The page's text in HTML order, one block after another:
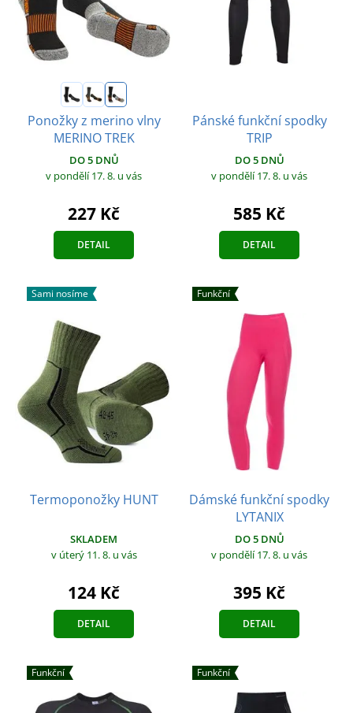
Ponožky z merino vlny
MERINO TREK
DO 5 DNŮ
v pondělí 17. 8. u vás
227 Kč
DETAIL
Pánské funkční spodky
TRIP
DO 5 DNŮ
v pondělí 17. 8. u vás
585 Kč
DETAIL
Sami nosíme
Termoponožky HUNT
SKLADEM
v úterý 11. 8. u vás
124 Kč
DETAIL
Funkční
Dámské funkční spodky
LYTANIX
DO 5 DNŮ
v pondělí 17. 8. u vás
395 Kč
DETAIL
Funkční Funkční